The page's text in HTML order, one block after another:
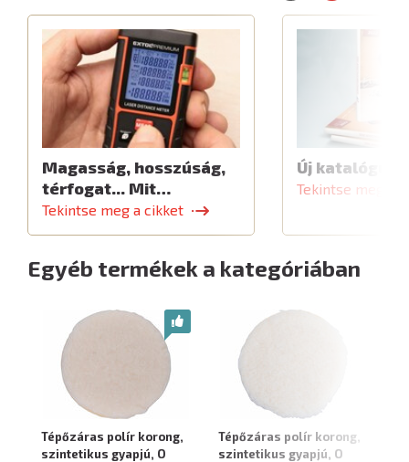
Magasság, hosszúság,
térfogat... Mit…
Tekintse meg a cikket
Új katalógus
Tekintse meg a
Egyéb termékek a kategóriában
Tépőzáras polír korong,
szintetikus gyapjú, O
Tépőzáras polír korong,
szintetikus gyapjú, O